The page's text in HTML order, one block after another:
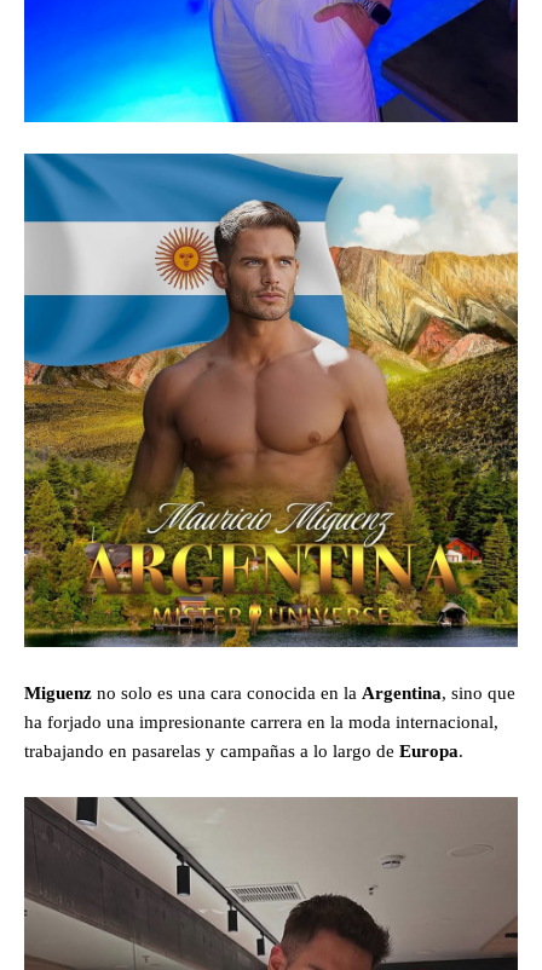
Miguenz no solo es una cara conocida en la Argentina, sino que
ha forjado una impresionante carrera en la moda internacional,
trabajando en pasarelas y campañas a lo largo de Europa.